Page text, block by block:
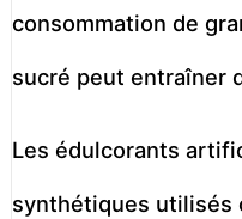
consommation de
sucré peut entraîner
Les édulcorants
synthétiques utilisés